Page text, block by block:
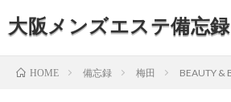
大阪メンズエステ備忘録
HOME 備忘録 梅田 BEAUTY &